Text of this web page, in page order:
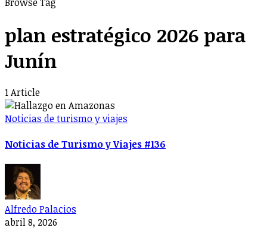
plan estratégico 2026 para
Junín
1 Article
Noticias de turismo y viajes
Noticias de Turismo y Viajes #136
Alfredo Palacios
abril 8, 2026